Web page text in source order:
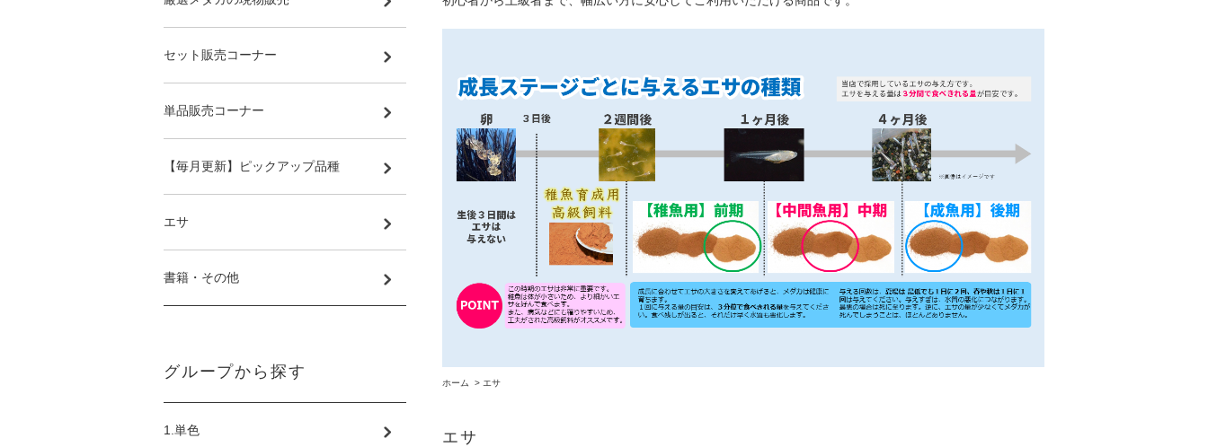
ホーム > エサ
エサ
セット販売コーナー
単品販売コーナー
【毎月更新】ピックアップ品種
エサ
書籍・その他
グループから探す
1.単色